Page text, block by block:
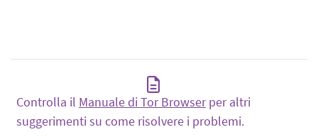
Controlla il Manuale di Tor Browserper altri
suggerimenti su come risolvere i problemi.